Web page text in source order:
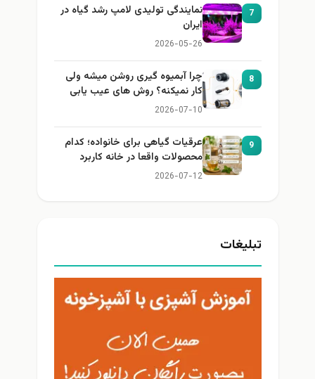
7
نمایندگی تولیدی لامپ رشد گیاه در
ایران
2026-05-26
8
چرا آبمیوه گیری روشن میشه ولی
کار نمیکنه؟ روش های عیب یابی
2026-07-10
9
عرقیات گیاهی برای خانواده؛ کدام
محصولات واقعا در خانه کاربرد
دارند؟
2026-07-12
تبلیغات